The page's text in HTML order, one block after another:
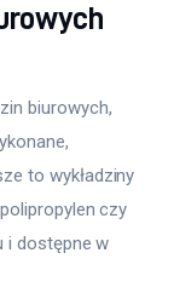
biurowych,
to wykładziny
czy
i dostępne w